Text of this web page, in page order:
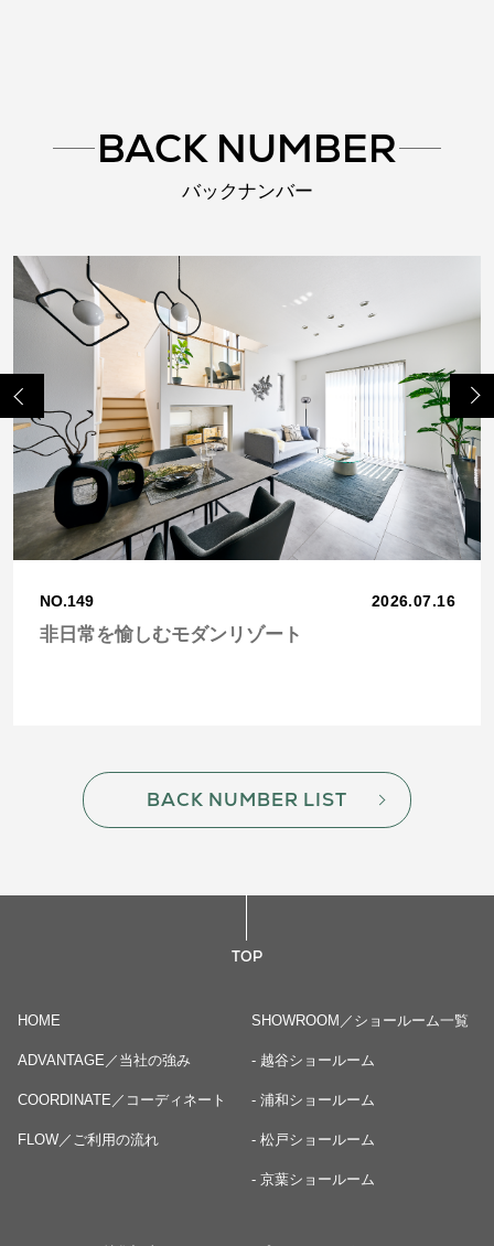
BACK NUMBER
バックナンバー
Previo
us
NO.149 2026.07.16
非日常を愉しむモダンリゾート
Next
BACK NUMBER LIST
TOP
HOME
ADVANTAGE／当社の強み
COORDINATE／コーディネート
FLOW／ご利用の流れ
SHOWROOM／ショールーム一覧
- 越谷ショールーム
- 浦和ショールーム
- 松戸ショールーム
- 京葉ショールーム